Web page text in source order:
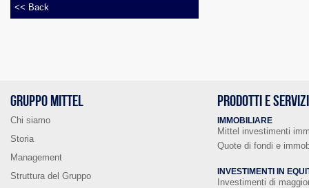
<< Back
GRUPPO MITTEL
Chi siamo
Storia
Management
Struttura del Gruppo
PRODOTTI E SERVIZI
IMMOBILIARE
Mittel investimenti
Quote di fondi e
INVESTIMENTI IN
Investimenti di